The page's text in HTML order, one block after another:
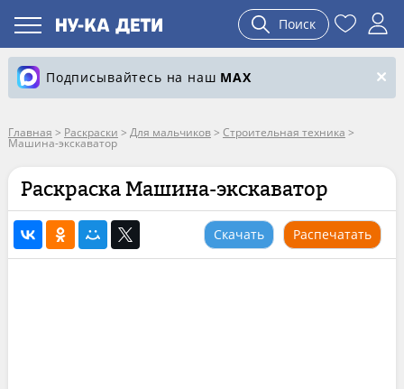
Поиск
Подписывайтесь на наш MAX
Главная > Раскраски > Для мальчиков> Строительная техника >
Машина-экскаватор
Раскраска Машина-экскаватор
Скачать Распечатать